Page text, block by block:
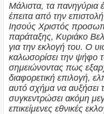
Μάλιστα, τα πανηγύρια
έπειτα από την
Ιησούς Χριστός
παράταξης, Κυριάκο
για την εκλογή του. Ο
καλωσορίσει την ψήφο
σημειώνοντας πως
διαφορετική επιλογή,
αυτό σχήμα να αυξήσει
συγκεντρώσει ακόμη
επικείμενες εθνικές